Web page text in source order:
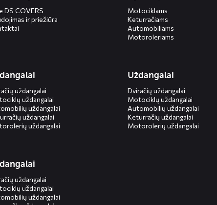
DS COVERS
ir priežiūra
Motociklams
Keturračiams
Automobiliams
Motoroleriams
uždangalai
uždangalai
uždangalai
uždangalai
uždangalai
Uždangalai
Dviračių uždangalai
Motociklų uždangalai
Automobilių uždangalai
Keturračių uždangalai
Motorolerių uždangalai
uždangalai
uždangalai
uždangalai